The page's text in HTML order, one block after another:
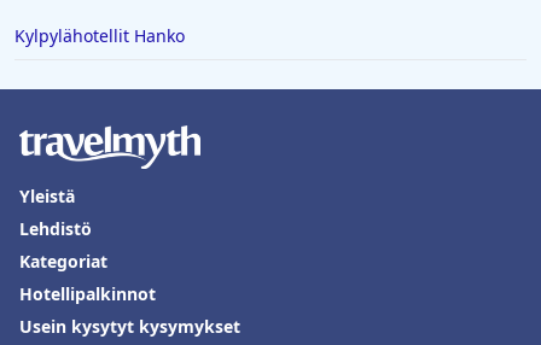
Kylpylähotellit Hanko
Yleistä
Lehdistö
Kategoriat
Hotellipalkinnot
Usein kysytyt kysymykset